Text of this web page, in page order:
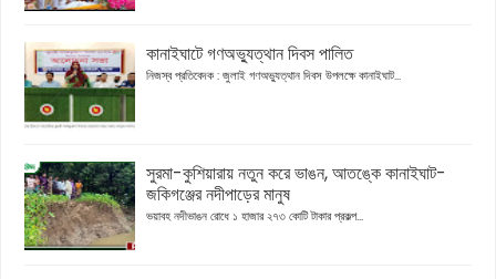
কানাইঘাটে গণঅভ্যুত্থান দিবস পালিত
নিজস্ব প্রতিবেদক : জুলাই গণঅভ্যুত্থান দিবস উপলক্ষে কানাইঘাট...
সুরমা-কুশিয়ারায় নতুন করে ভাঙন, আতঙ্কে কানাইঘাট-
জকিগঞ্জের নদীপাড়ের মানুষ
ভয়াবহ নদীভাঙন রোধে ১ হাজার ২৭৩ কোটি টাকার প্রকল্প...